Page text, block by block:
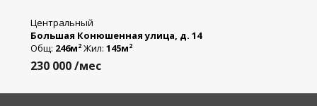
Центральный
Большая Конюшенная улица, д. 14
Общ: 246м2 Жил: 145м2
230 000/мес